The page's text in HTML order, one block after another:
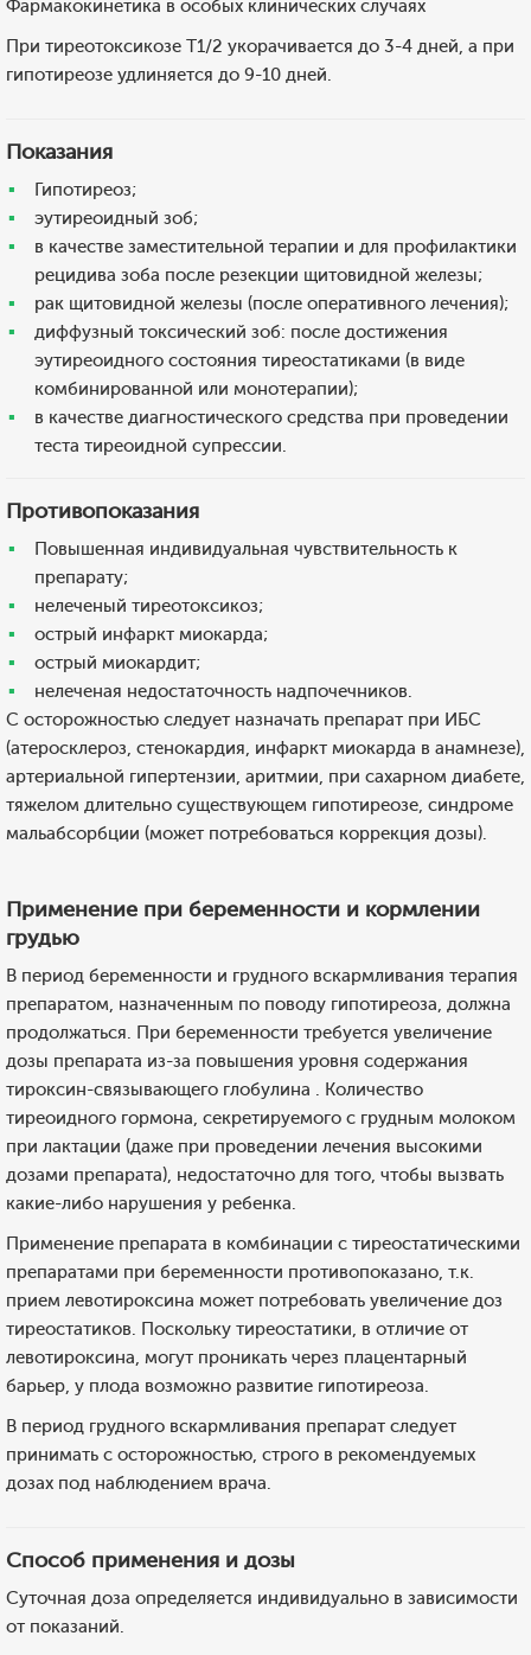
Фармакокинетика в особых клинических случаях
При тиреотоксикозе T1/2 укорачивается до 3-4 дней, а при
гипотиреозе удлиняется до 9-10 дней.
Показания
Гипотиреоз;
эутиреоидный зоб;
в качестве заместительной терапии и для профилактики
рецидива зоба после резекции щитовидной железы;
рак щитовидной железы (после оперативного лечения);
диффузный токсический зоб: после достижения
эутиреоидного состояния тиреостатиками (в виде
комбинированной или монотерапии);
в качестве диагностического средства при проведении
теста тиреоидной супрессии.
Противопоказания
Повышенная индивидуальная чувствительность к
препарату;
нелеченый тиреотоксикоз;
острый инфаркт миокарда;
острый миокардит;
нелеченая недостаточность надпочечников.
С осторожностью следует назначать препарат при ИБС
(атеросклероз, стенокардия, инфаркт миокарда в анамнезе),
артериальной гипертензии, аритмии, при сахарном диабете,
тяжелом длительно существующем гипотиреозе, синдроме
мальабсорбции (может потребоваться коррекция дозы).
Применение при беременности и кормлении
грудью
В период беременности и грудного вскармливания терапия
препаратом, назначенным по поводу гипотиреоза, должна
продолжаться. При беременности требуется увеличение
дозы препарата из-за повышения уровня содержания
тироксин-связывающего глобулина . Количество
тиреоидного гормона, секретируемого с грудным молоком
при лактации (даже при проведении лечения высокими
дозами препарата), недостаточно для того, чтобы вызвать
какие-либо нарушения у ребенка.
Применение препарата в комбинации с тиреостатическими
препаратами при беременности противопоказано, т.к.
прием левотироксина может потребовать увеличение доз
тиреостатиков. Поскольку тиреостатики, в отличие от
левотироксина, могут проникать через плацентарный
барьер, у плода возможно развитие гипотиреоза.
В период грудного вскармливания препарат следует
принимать с осторожностью, строго в рекомендуемых
дозах под наблюдением врача.
Способ применения и дозы
Суточная доза определяется индивидуально в зависимости
от показаний.